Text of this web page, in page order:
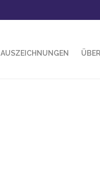
AUSZEICHNUNGEN